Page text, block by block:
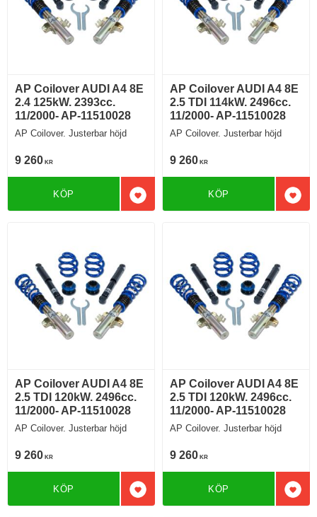
AP Coilover AUDI A4 8E
2.4 125kW. 2393cc.
11/2000- AP-11510028
AP Coilover. Justerbar höjd
9 260 KR
Lägg till i favoriter
KÖP
AP Coilover AUDI A4 8E
2.5 TDI 114kW. 2496cc.
11/2000- AP-11510028
AP Coilover. Justerbar höjd
9 260 KR
KÖP
AP Coilover AUDI A4 8E
2.5 TDI 120kW. 2496cc.
11/2000- AP-11510028
AP Coilover. Justerbar höjd
9 260 KR
Lägg till i favoriter
KÖP
AP Coilover AUDI A4 8E
2.5 TDI 120kW. 2496cc.
11/2000- AP-11510028
AP Coilover. Justerbar höjd
9 260 KR
KÖP